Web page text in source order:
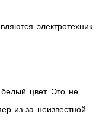
электротехник
цвет. Это не
из-за неизвестной